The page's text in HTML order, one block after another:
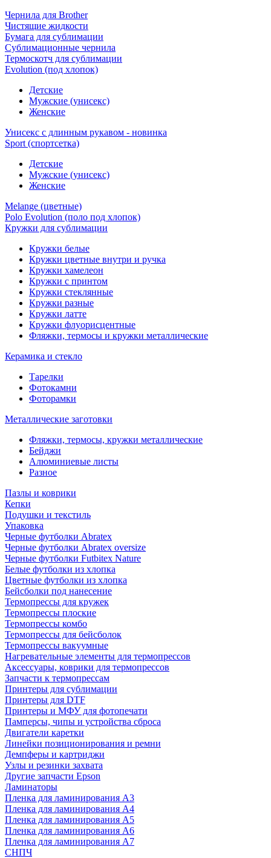
Чернила для Brother
Чистящие жидкости
Бумага для сублимации
Сублимационные чернила
Термоскотч для сублимации
Evolution (под хлопок)
Детские
Мужские (унисекс)
Женские
Унисекс с длинным рукавом - новинка
Sport (спортсетка)
Детские
Мужские (унисекс)
Женские
Melange (цветные)
Polo Evolution (поло под хлопок)
Кружки для сублимации
Кружки белые
Кружки цветные внутри и ручка
Кружки хамелеон
Кружки c принтом
Кружки стеклянные
Кружки разные
Кружки латте
Кружки флуорисцентные
Фляжки, термосы и кружки металлические
Керамика и стекло
Тарелки
Фотокамни
Фоторамки
Металлические заготовки
Фляжки, термосы, кружки металлические
Бейджи
Алюминиевые листы
Разное
Пазлы и коврики
Кепки
Подушки и текстиль
Упаковка
Черные футболки Abratex
Черные футболки Abratex oversize
Черные футболки Futbitex Nature
Белые футболки из хлопка
Цветные футболки из хлопка
Бейсболки под нанесение
Термопрессы для кружек
Термопрессы плоские
Термопрессы комбо
Термопрессы для бейсболок
Термопрессы вакуумные
Нагревательные элементы для термопрессов
Аксессуары, коврики для термопрессов
Запчасти к термопрессам
Принтеры для сублимации
Принтеры для DTF
Принтеры и МФУ для фотопечати
Памперсы, чипы и устройства сброса
Двигатели каретки
Линейки позиционирования и ремни
Демпферы и картриджи
Узлы и резинки захвата
Другие запчасти Epson
Ламинаторы
Пленка для ламинирования А3
Пленка для ламинирования А4
Пленка для ламинирования А5
Пленка для ламинирования А6
Пленка для ламинирования А7
СНПЧ